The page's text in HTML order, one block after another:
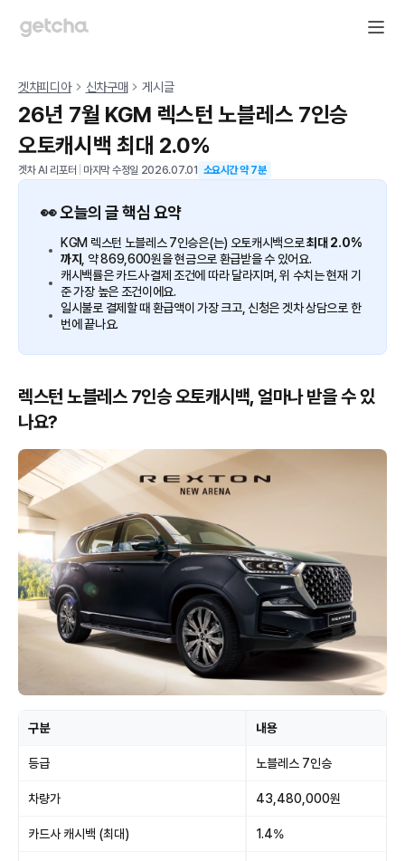
겟차피디아 신차구매 게시글
26년 7월 KGM 렉스턴 노블레스 7인승
오토캐시백 최대 2.0%
겟차 AI 리포터 마지막 수정일 2026.07.01 소요시간 약7분
👀 오늘의 글 핵심 요약
KGM 렉스턴 노블레스 7인승은(는) 오토캐시백으로최대 2.0%
까지 , 약 869,600원을 현금으로 환급받을 수 있어요.
캐시백률은 카드사·결제 조건에 따라 달라지며, 위 수치는 현재 기
준 가장 높은 조건이에요.
일시불로 결제할 때 환급액이 가장 크고, 신청은 겟차 상담으로 한
번에 끝나요.
렉스턴 노블레스 7인승 오토캐시백, 얼마나 받을 수 있
나요?
구분 내용
등급 노블레스 7인승
차량가 43,480,000원
카드사 캐시백 (최대) 1.4%